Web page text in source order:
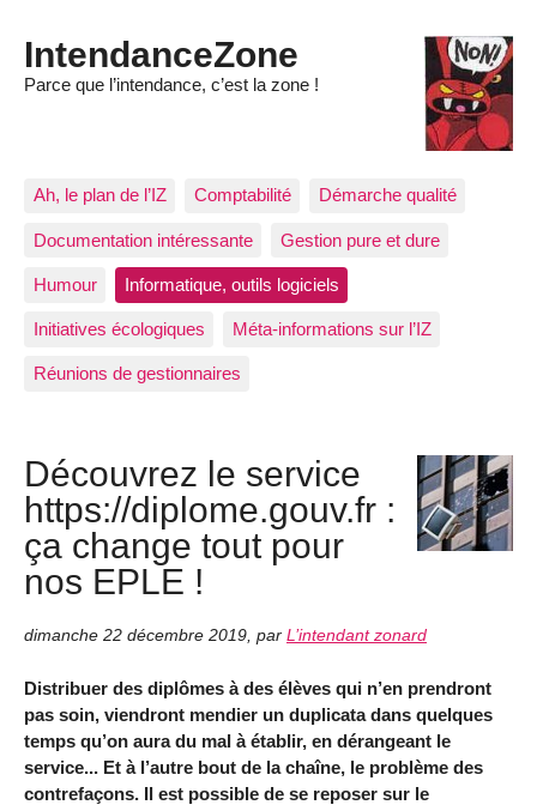
IntendanceZone
Parce que l’intendance, c’est la zone !
Ah, le plan de l’IZ Comptabilité Démarche qualité
Documentation intéressante Gestion pure et dure
Humour Informatique, outils logiciels
Initiatives écologiques Méta-informations sur l’IZ
Réunions de gestionnaires
Découvrez le service
https://diplome.gouv.fr :
ça change tout pour
nos EPLE !
dimanche 22 décembre 2019 par L’intendant zonard
Distribuer des diplômes à des élèves qui n’en prendront
pas soin, viendront mendier un duplicata dans quelques
temps qu’on aura du mal à établir, en dérangeant le
service... Et à l’autre bout de la chaîne, le problème des
contrefaçons. Il est possible de se reposer sur le